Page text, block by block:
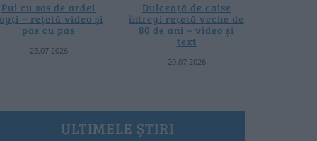
Pui cu sos de ardei
– rețetă video și
pas cu pas
25.07.2026
Dulceață de caise
întregi rețetă veche de
80 de ani – video și
text
20.07.2026
ULTIMELE ȘTIRI